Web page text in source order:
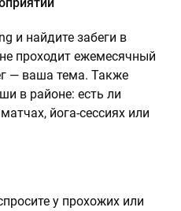
и найдите забеги в
проходит ежемесячный
— ваша тема. Также
в районе: есть ли
йога-сессиях или
у прохожих или